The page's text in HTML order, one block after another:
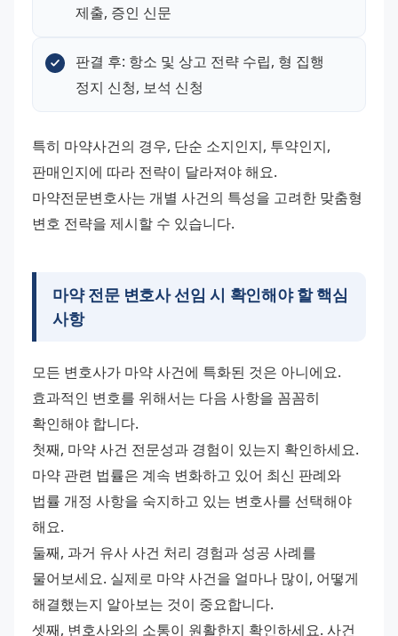
제출, 증인 신문
판결 후: 항소 및 상고 전략 수립, 형 집행
정지 신청, 보석 신청
특히 마약사건의 경우, 단순 소지인지, 투약인지,
판매인지에 따라 전략이 달라져야 해요.
마약전문변호사는 개별 사건의 특성을 고려한 맞춤형
변호 전략을 제시할 수 있습니다.
마약 전문 변호사 선임 시 확인해야 할 핵심
사항
모든 변호사가 마약 사건에 특화된 것은 아니에요.
효과적인 변호를 위해서는 다음 사항을 꼼꼼히
확인해야 합니다.
첫째, 마약 사건 전문성과 경험이 있는지 확인하세요.
마약 관련 법률은 계속 변화하고 있어 최신 판례와
법률 개정 사항을 숙지하고 있는 변호사를 선택해야
해요.
둘째, 과거 유사 사건 처리 경험과 성공 사례를
물어보세요. 실제로 마약 사건을 얼마나 많이, 어떻게
해결했는지 알아보는 것이 중요합니다.
셋째, 변호사와의 소통이 원활한지 확인하세요. 사건